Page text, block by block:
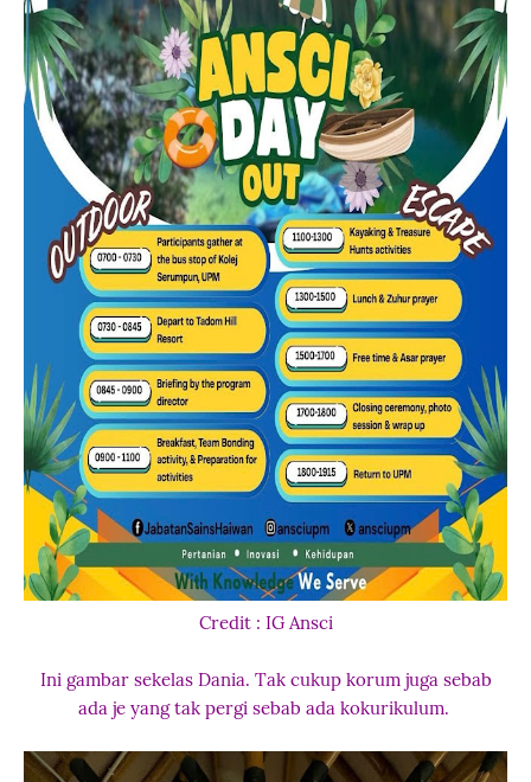
Credit : IG Ansci
Ini gambar sekelas Dania. Tak cukup korum juga sebab
ada je yang tak pergi sebab ada kokurikulum.